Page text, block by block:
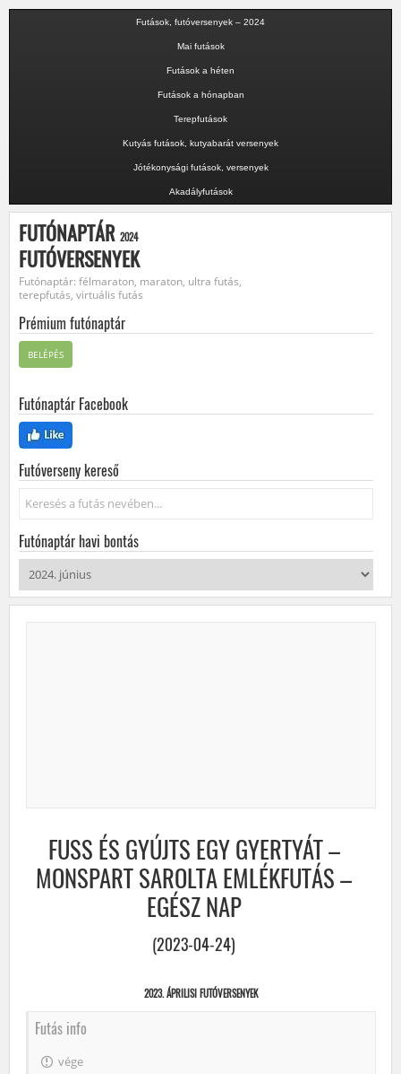
Futások, futóversenyek – 2024
Mai futások
Futások a héten
Futások a hónapban
Terepfutások
Kutyás futások, kutyabarát versenyek
Jótékonysági futások, versenyek
Akadályfutások
FUTÓNAPTÁR 2024
FUTÓVERSENYEK
Futónaptár: félmaraton, maraton, ultra futás,
terepfutás, virtuális futás
Prémium futónaptár
BELÉPÉS
Futónaptár Facebook
Futóverseny kereső
Keresés...
Futónaptár havi bontás
FUSS ÉS GYÚJTS EGY GYERTYÁT –
MONSPART SAROLTA EMLÉKFUTÁS –
EGÉSZ NAP
(2023-04-24)
2023. ÁPRILISI FUTÓVERSENYEK
Futás info
vége